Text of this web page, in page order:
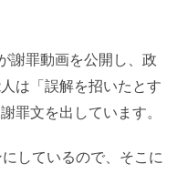
謝罪動画を公開し、政
は「誤解を招いたとす
罪文を出しています。
しているので、そこに